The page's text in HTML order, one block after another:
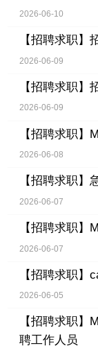
2026-06-10
【招聘求职】
2026-06-09
【招聘求职】
2026-06-09
【招聘求职】
2026-06-08
【招聘求职】
2026-06-07
【招聘求职】
2026-06-07
【招聘求职】
2026-06-05
【招聘求职】
聘工作人员